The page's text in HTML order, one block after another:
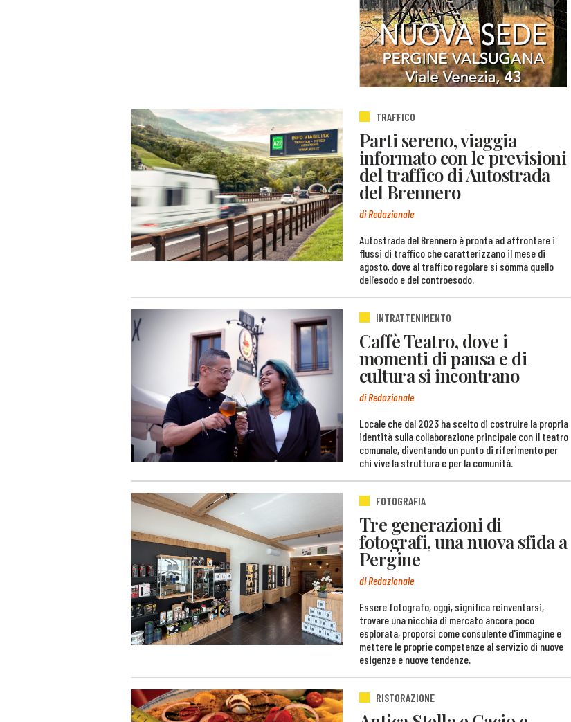
TRAFFICO
Parti sereno, viaggia
informato con le previsioni
del traffico di Autostrada
del Brennero
di Redazionale
Autostrada del Brennero è pronta ad affrontare i
flussi di traffico che caratterizzano il mese di
agosto, dove al traffico regolare si somma quello
dell’esodo e del controesodo.
INTRATTENIMENTO
Caffè Teatro, dove i
momenti di pausa e di
cultura si incontrano
di Redazionale
Locale che dal 2023 ha scelto di costruire la propria
identità sulla collaborazione principale con il teatro
comunale, diventando un punto di riferimento per
chi vive la struttura e per la comunità.
FOTOGRAFIA
Tre generazioni di
fotografi, una nuova sfida a
Pergine
di Redazionale
Essere fotografo, oggi, significa reinventarsi,
trovare una nicchia di mercato ancora poco
esplorata, proporsi come consulente d'immagine e
mettere le proprie competenze al servizio di nuove
esigenze e nuove tendenze.
RISTORAZIONE